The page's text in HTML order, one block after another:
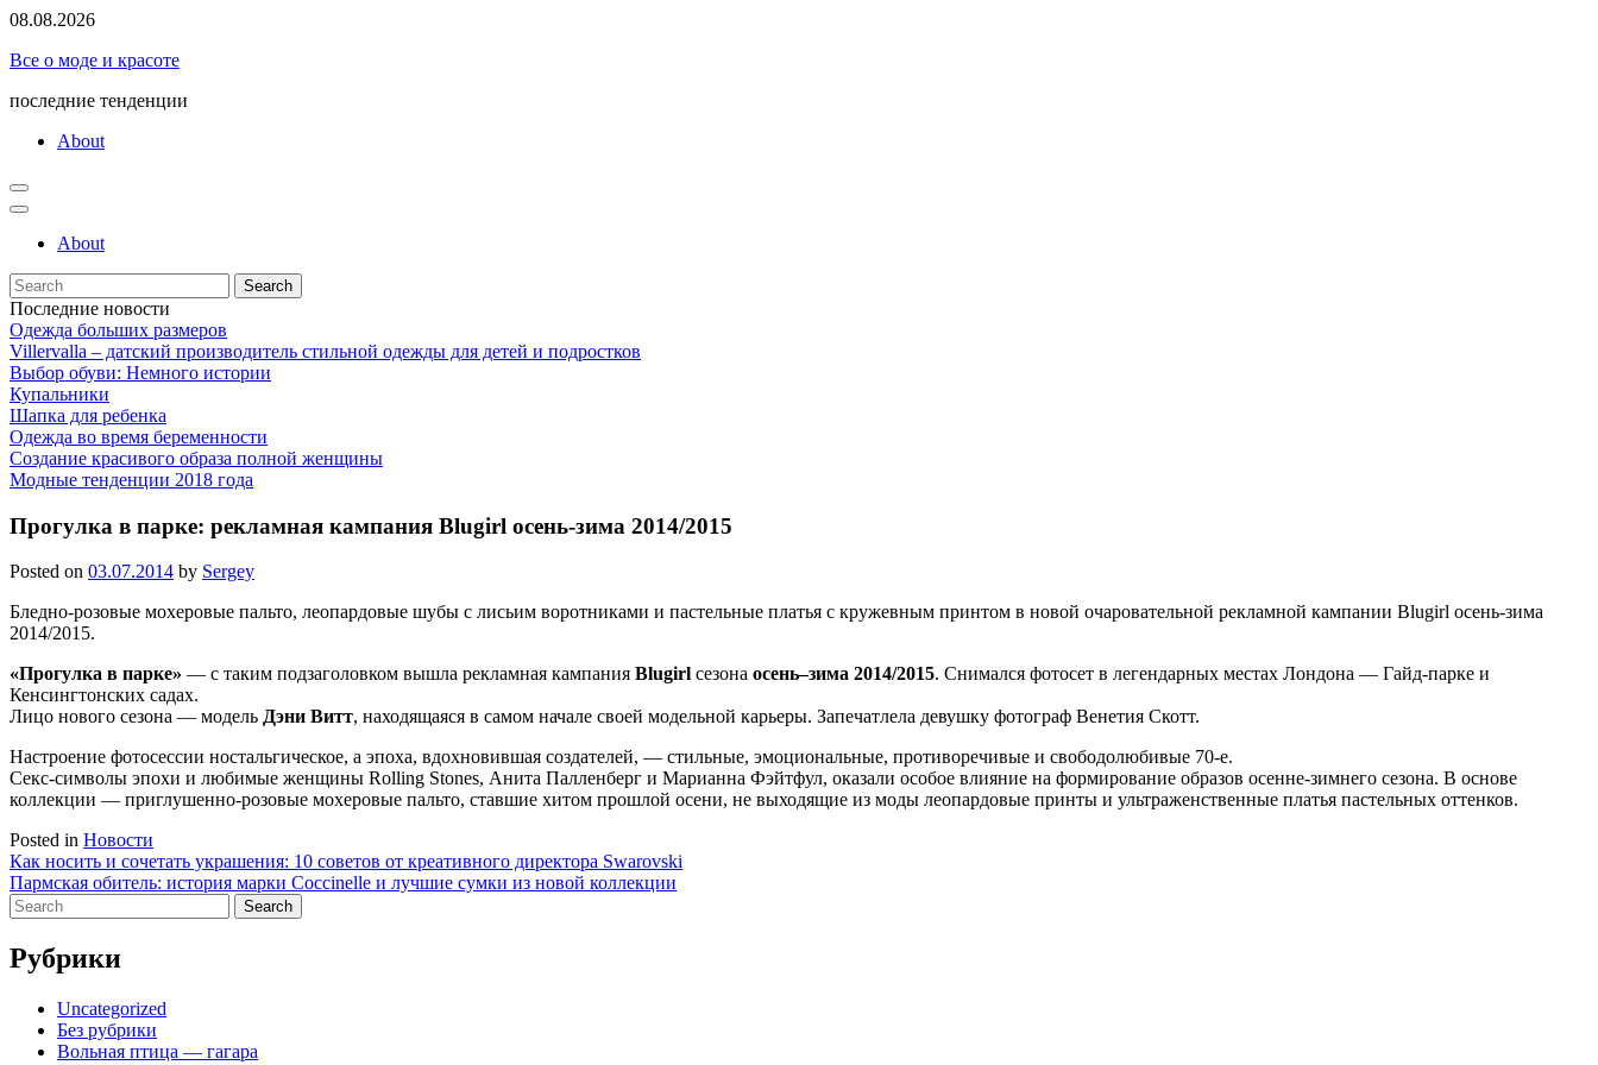
Skip
content
08.08.2026
Все о моде и красоте
последние тенденции
About
About
Search
for:
Последние новости
Одежда больших размеров
Villervalla – датский производитель стильной одежды для детей и подростков
Выбор обуви: Немного истории
Купальники
Шапка для ребенка
Одежда во время беременности
Создание красивого образа полной женщины
Модные тенденции 2018 года
Прогулка в парке: рекламная кампания Blugirl осень-зима 2014/2015
Posted on 03.07.2014 by Sergey
Бледно-розовые мохеровые пальто, леопардовые шубы с лисьим воротниками и пастельные платья с кружевным принтом в новой очаровательной рекламной кампании Blugirl осень-зима
2014/2015.
«Прогулка в парке» — с таким подзаголовком вышла рекламная кампания Blugirl сезона осень–зима 2014/2015. Снимался фотосет в легендарных местах Лондона — Гайд-парке и
Кенсингтонских садах.
Лицо нового сезона — модель Дэни Витт, находящаяся в самом начале своей модельной карьеры. Запечатлела девушку фотограф Венетия Скотт.
Настроение фотосессии ностальгическое, а эпоха, вдохновившая создателей, — стильные, эмоциональные, противоречивые и свободолюбивые 70-е.
Секс-символы эпохи и любимые женщины Rolling Stones, Анита Палленберг и Марианна Фэйтфул, оказали особое влияние на формирование образов осенне-зимнего сезона. В основе
коллекции — приглушенно-розовые мохеровые пальто, ставшие хитом прошлой осени, не выходящие из моды леопардовые принты и ультраженственные платья пастельных оттенков.
Posted in Новости
Навигация
по
Как носить и сочетать украшения: 10 советов от креативного директора Swarovski
Пармская обитель: история марки Coccinelle и лучшие сумки из новой коллекции
Search
for:
Рубрики
Uncategorized
Без рубрики
Вольная птица — гагара